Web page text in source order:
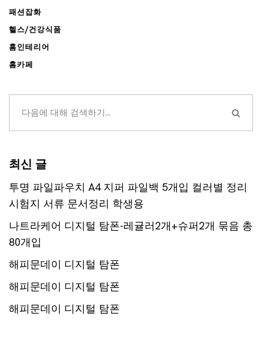
패션잡화
헬스/건강식품
홈인테리어
홈카페
최신 글
투명 파일파우치 A4 지퍼 파일백 5개입 컬러별 정리
시험지 서류 문서정리 학생용
나트라케어 디지털 탐폰-레귤러2개+슈퍼2개 묶음 총
80개입
해피문데이 디지털 탐폰
해피문데이 디지털 탐폰
해피문데이 디지털 탐폰